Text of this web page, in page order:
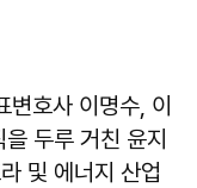
호사 이명수, 이
두루 거친 윤지
및 에너지 산업